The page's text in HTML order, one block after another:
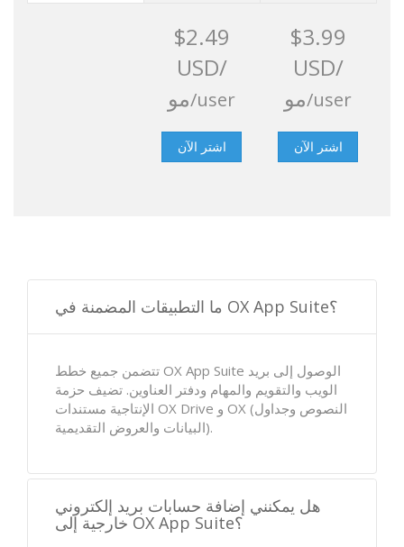
$2.49
USD/
مو/user
اشتر الآن
$3.99
USD/
مو/user
اشتر الآن
ما التطبيقات المضمنة في OX App Suite؟
تتضمن جميع خطط OX App Suite الوصول إلى بريد
الويب والتقويم والمهام ودفتر العناوين. تضيف حزمة
الإنتاجية مستندات OX Drive و OX (النصوص وجداول
البيانات والعروض التقديمية).
هل يمكنني إضافة حسابات بريد إلكتروني
خارجية إلى OX App Suite؟